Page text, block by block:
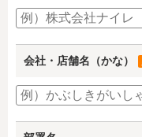
会社・店舗名（かな）